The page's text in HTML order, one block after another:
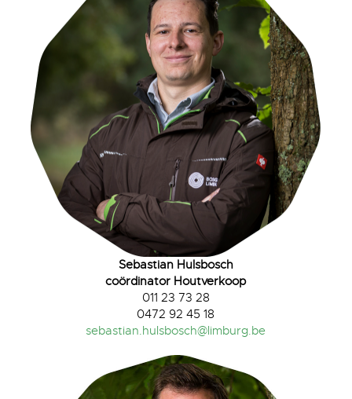
Sebastian Hulsbosch
coördinator Houtverkoop
011 23 73 28
0472 92 45 18
sebastian.hulsbosch@limburg.be